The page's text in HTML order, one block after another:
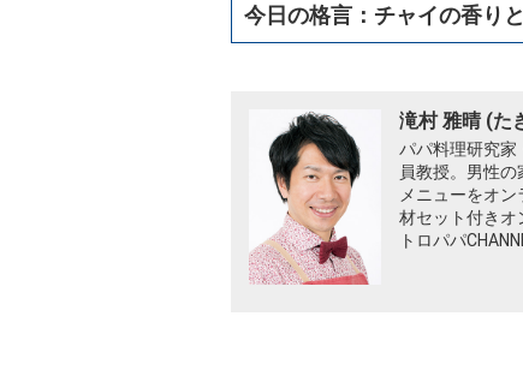
今日の格言：チャイの香り
滝村 雅晴 (た
パパ料理研究家
員教授。男性
メニューをオ
材セット付きオ
トロパパ